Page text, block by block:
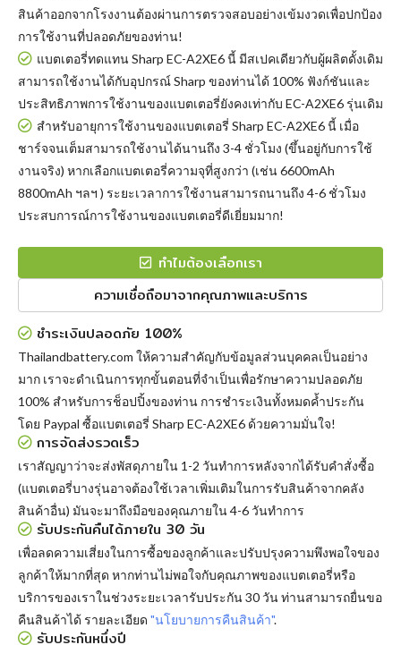
สินค้าออกจากโรงงานต้องผ่านการตรวจสอบอย่างเข้มงวดเพื่อปกป้อง
การใช้งานที่ปลอดภัยของท่าน!
แบตเตอรี่ทดแทน Sharp EC-A2XE6นี้ มีสเปคเดียวกับผู้ผลิตดั้งเดิม
สามารถใช้งานได้กับอุปกรณ์ Sharp ของท่านได้ 100% ฟังก์ชันและ
ประสิทธิภาพการใช้งานของแบตเตอรี่ยังคงเท่ากับ EC-A2XE6 รุ่นเดิม
สำหรับอายุการใช้งานของแบตเตอรี่ Sharp EC-A2XE6 นี้ เมื่อ
ชาร์จจนเต็มสามารถใช้งานได้นานถึง 3-4 ชั่วโมง (ขึ้นอยู่กับการใช้
งานจริง) หากเลือกแบตเตอรี่ความจุที่สูงกว่า (เช่น 6600mAh
8800mAh ฯลฯ ) ระยะเวลาการใช้งานสามารถนานถึง 4-6 ชั่วโมง
ประสบการณ์การใช้งานของแบตเตอรี่ดีเยี่ยมมาก!
ทำไมต้องเลือกเรา
ความเชื่อถือมาจากคุณภาพและบริการ
ชำระเงินปลอดภัย 100%
Thailandbattery.com ให้ความสำคัญกับข้อมูลส่วนบุคคลเป็นอย่าง
มาก เราจะดำเนินการทุกขั้นตอนที่จำเป็นเพื่อรักษาความปลอดภัย
100% สำหรับการช็อปปิ้งของท่าน การชำระเงินทั้งหมดค้ำประกัน
โดย Paypal ซื้อแบตเตอรี่ Sharp EC-A2XE6 ด้วยความมั่นใจ!
การจัดส่งรวดเร็ว
เราสัญญาว่าจะส่งพัสดุภายใน 1-2 วันทำการหลังจากได้รับคำสั่งซื้อ
(แบตเตอรี่บางรุ่นอาจต้องใช้เวลาเพิ่มเติมในการรับสินค้าจากคลัง
สินค้าอื่น) มันจะมาถึงมือของคุณภายใน 4-6 วันทำการ
รับประกันคืนได้ภายใน 30 วัน
เพื่อลดความเสี่ยงในการซื้อของลูกค้าและปรับปรุงความพึงพอใจของ
ลูกค้าให้มากที่สุด หากท่านไม่พอใจกับคุณภาพของแบตเตอรี่หรือ
บริการของเราในช่วงระยะเวลารับประกัน 30 วัน ท่านสามารถยื่นขอ
คืนสินค้าได้ รายละเอียด "นโยบายการคืนสินค้า".
รับประกันหนึ่งปี